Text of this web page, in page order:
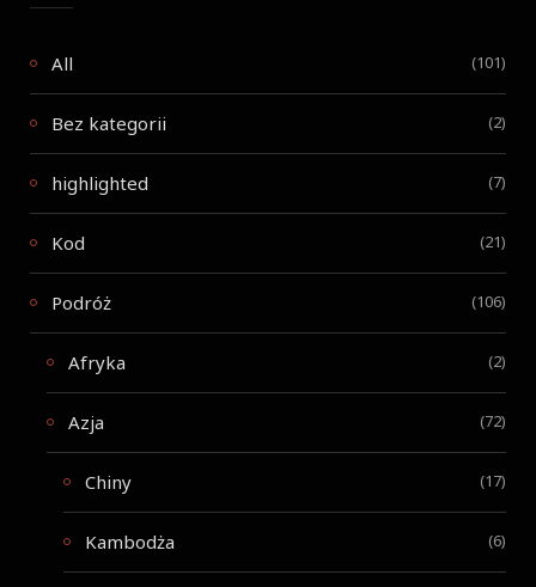
All (101)
Bez kategorii (2)
highlighted (7)
Kod (21)
Podróż (106)
Afryka (2)
Azja (72)
Chiny (17)
Kambodża (6)